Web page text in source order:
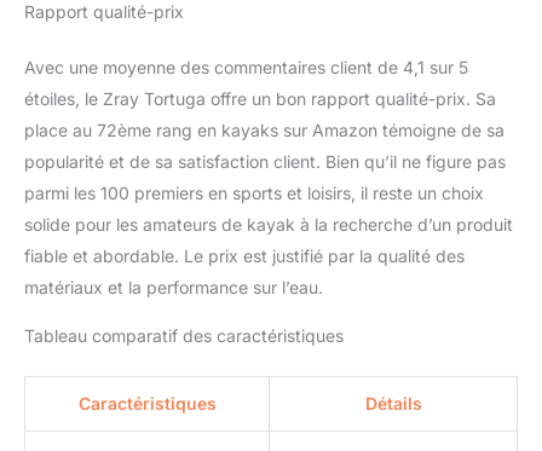
Rapport qualité-prix
Avec une moyenne des commentaires client de 4,1 sur 5
étoiles, le Zray Tortuga offre un bon rapport qualité-prix. Sa
place au 72ème rang en kayaks sur Amazon témoigne de sa
popularité et de sa satisfaction client. Bien qu’il ne figure pas
parmi les 100 premiers en sports et loisirs, il reste un choix
solide pour les amateurs de kayak à la recherche d’un produit
fiable et abordable. Le prix est justifié par la qualité des
matériaux et la performance sur l’eau.
Tableau comparatif des caractéristiques
Caractéristiques Détails